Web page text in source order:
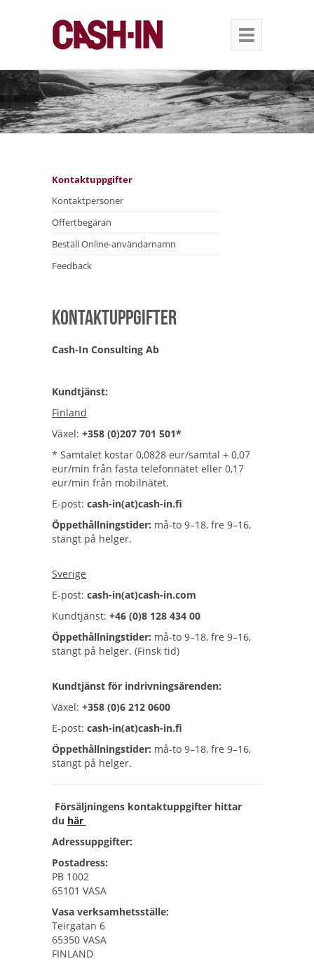
Kontaktuppgifter
Kontaktpersoner
Offertbegäran
Beställ Online-användarnamn
Feedback
Kontaktuppgifter
Cash-In Consulting Ab
Kundtjänst:
Finland
Växel: +358 (0)207 701 501*
* Samtalet kostar 0,0828 eur/samtal + 0,07
eur/min från fasta telefonnätet eller 0,17
eur/min från mobilnätet.
E-post: cash-in(at)cash-in.fi
Öppethållningstider: må-to 9–18, fre 9–16,
stängt på helger.
Sverige
E-post: cash-in(at)cash-in.com
Kundtjänst: +46 (0)8 128 434 00
Öppethållningstider: må-to 9–18, fre 9–16,
stängt på helger. (Finsk tid)
Kundtjänst för indrivningsärenden:
Växel: +358 (0)6 212 0600
E-post: cash-in(at)cash-in.fi
Öppethållningstider: må-to 9–18, fre 9–16,
stängt på helger.
Försäljningens kontaktuppgifter hittar
du här
Adressuppgifter:
Postadress:
PB 1002
65101 VASA
Vasa verksamhetsställe:
Teirgatan 6
65350 VASA
FINLAND